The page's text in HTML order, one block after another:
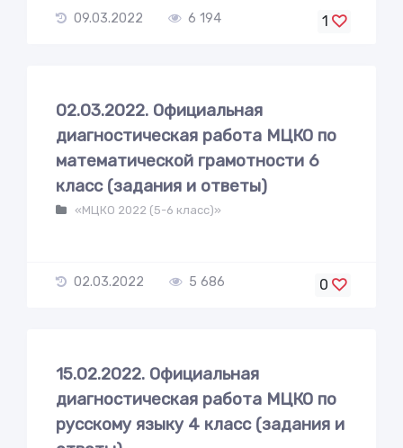
09.03.2022 6 194 1
02.03.2022. Официальная
диагностическая работа МЦКО по
математической грамотности 6
класс (задания и ответы)
«МЦКО 2022 (5-6 класс)»
02.03.2022 5 686 0
15.02.2022. Официальная
диагностическая работа МЦКО по
русскому языку 4 класс (задания и